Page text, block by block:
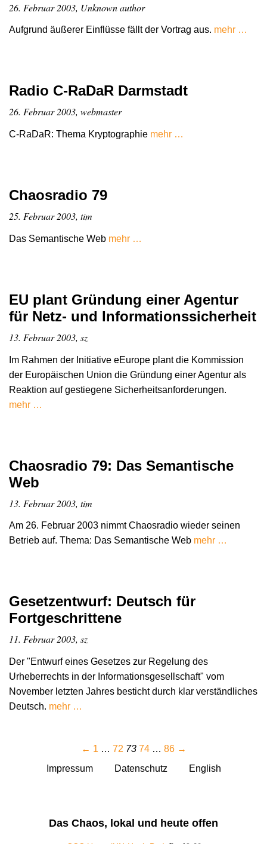
26. Februar 2003, Unknown author
Aufgrund äußerer Einflüsse fällt der Vortrag aus. mehr …
Radio C-RaDaR Darmstadt
26. Februar 2003, webmaster
C-RaDaR: Thema Kryptographie mehr …
Chaosradio 79
25. Februar 2003, tim
Das Semantische Web mehr …
EU plant Gründung einer Agentur
für Netz- und Informationssicherheit
13. Februar 2003, sz
Im Rahmen der Initiative eEurope plant die Kommission
der Europäischen Union die Gründung einer Agentur als
Reaktion auf gestiegene Sicherheitsanforderungen.
mehr …
Chaosradio 79: Das Semantische
Web
13. Februar 2003, tim
Am 26. Februar 2003 nimmt Chaosradio wieder seinen
Betrieb auf. Thema: Das Semantische Web mehr …
Gesetzentwurf: Deutsch für
Fortgeschrittene
11. Februar 2003, sz
Der "Entwurf eines Gesetzes zur Regelung des
Urheberrechts in der Informationsgesellschaft" vom
November letzten Jahres besticht durch klar verständliches
Deutsch. mehr …
← 1 … 72 73 74 … 86 →
Impressum
Datenschutz English
Das Chaos, lokal und heute offen